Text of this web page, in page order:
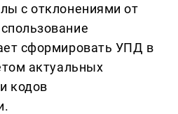
с отклонениями от
сформировать УПД в
актуальных
кодов